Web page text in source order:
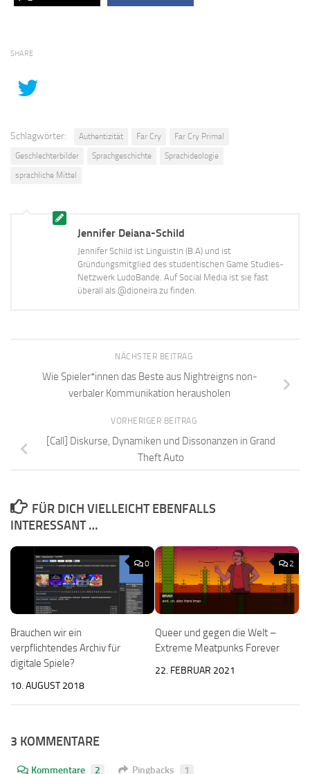
SHARE
Schlagwörter: Authentizität Far Cry
Far Cry Primal
Geschlechterbilder
Sprachgeschichte
Sprachideologie
sprachliche Mittel
Jennifer Deiana-Schild
Jennifer Schild ist Linguistin (B.A) und ist
Gründungsmitglied des studentischen Game Studies-
Netzwerk LudoBande. Auf Social Media ist sie fast
überall als @dioneira zu finden.
NÄCHSTER BEITRAG
Wie Spieler*innen das Beste aus Nightreigns non-
verbaler Kommunikation herausholen
VORHERIGER BEITRAG
[Call] Diskurse, Dynamiken und Dissonanzen in Grand
Theft Auto
FÜR DICH VIELLEICHT EBENFALLS
INTERESSANT …
0
Brauchen wir ein
verpflichtendes Archiv für
digitale Spiele?
10. AUGUST 2018
2
Queer und gegen die Welt –
Extreme Meatpunks Forever
22. FEBRUAR 2021
3 KOMMENTARE
Kommentare 2 Pingbacks 1